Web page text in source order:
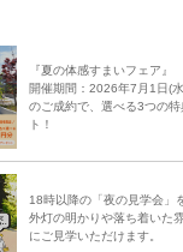
『夏の体感すまいフェア』
開催期間：2026年7月1日(
のご成約で、選べる3つの
ト！
18時以降の「夜の見学会」
外灯の明かりや落ち着いた
にご見学いただけます。